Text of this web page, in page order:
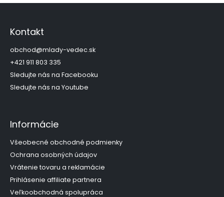
Z
Kontakt
obchod@mlady-vedec.sk
+421 911 803 335
Sledujte nás na Facebooku
Sledujte nás na Youtube
Informácie
Všeobecné obchodné podmienky
Ochrana osobných údajov
Vrátenie tovaru a reklamácie
Prihlásenie affiliate partnera
Veľkoobchodná spolupráca